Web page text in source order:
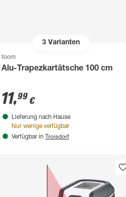
3 Varianten
toom
Alu-Trapezkartätsche 100 cm
11,99€
Lieferung nach Hause
Nur wenige verfügbar
Verfügbar in Troisdorf